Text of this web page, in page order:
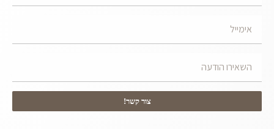
צור קשר!